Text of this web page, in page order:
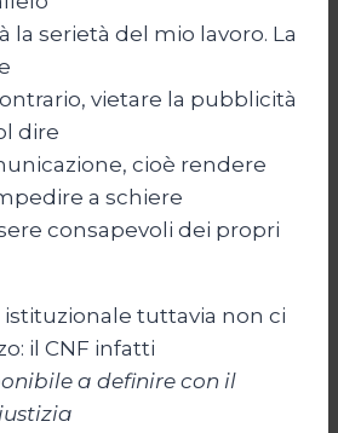
la serietà del mio lavoro. La
vietare la pubblicità
dire
cioè rendere
a schiere
consapevoli dei propri
istituzionale tuttavia non ci
il CNF infatti
a definire con il